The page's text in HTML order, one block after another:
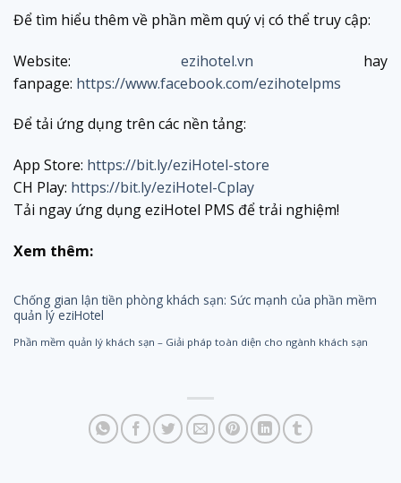
Để tìm hiểu thêm về phần mềm quý vị có thể truy cập:
Website: ezihotel.vn hay
fanpage: https://www.facebook.com/ezihotelpms
Để tải ứng dụng trên các nền tảng:
App Store: https://bit.ly/eziHotel-store
CH Play: https://bit.ly/eziHotel-Cplay
Tải ngay ứng dụng eziHotel PMS để trải nghiệm!
Xem thêm:
Chống gian lận tiền phòng khách sạn: Sức mạnh của phần mềm
quản lý eziHotel
Phần mềm quản lý khách sạn – Giải pháp toàn diện cho ngành khách sạn